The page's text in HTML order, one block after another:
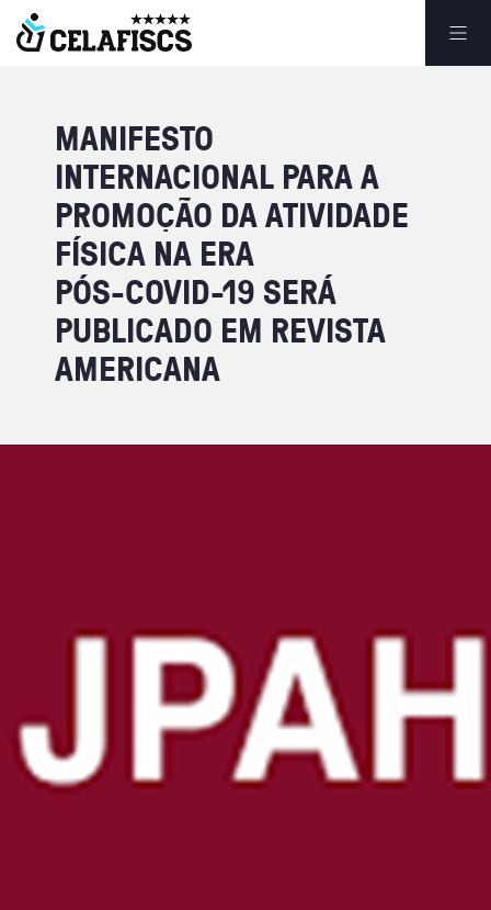
MANIFESTO
INTERNACIONAL PARAA
PROMOÇÃO DAATIVIDADE
FÍSICA NA ERA
PÓS-COVID-19 SERÁ
PUBLICADO EM REVISTA
AMERICANA